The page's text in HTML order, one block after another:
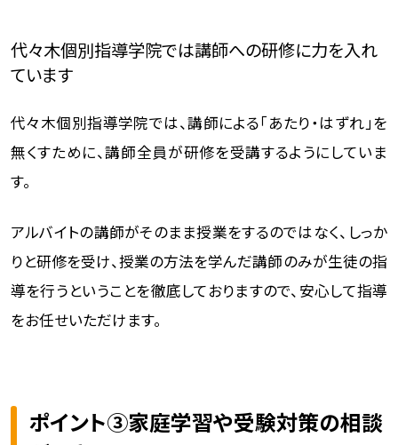
代々木個別指導学院では講師への研修に力を入れ
ています
代々木個別指導学院では、講師による「あたり・はずれ」を
無くすために、講師全員が研修を受講するようにしていま
す。
アルバイトの講師がそのまま授業をするのではなく、しっか
りと研修を受け、授業の方法を学んだ講師のみが生徒の指
導を行うということを徹底しておりますので、安心して指導
をお任せいただけます。
ポイント③家庭学習や受験対策の相談